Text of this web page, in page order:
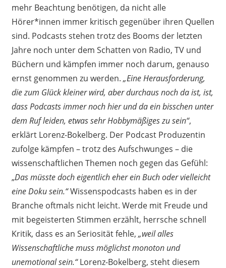
mehr Beachtung benötigen, da nicht alle
Hörer*innen immer kritisch gegenüber ihren Quellen
sind. Podcasts stehen trotz des Booms der letzten
Jahre noch unter dem Schatten von Radio, TV und
Büchern und kämpfen immer noch darum, genauso
ernst genommen zu werden.„Eine Herausforderung,
die zum Glück kleiner wird, aber durchaus noch da ist, ist,
dass Podcasts immer noch hier und da ein bisschen unter
dem Ruf leiden, etwas sehr Hobbymäßiges zu sein“,
erklärt Lorenz-Bokelberg. Der Podcast Produzentin
zufolge kämpfen – trotz des Aufschwunges – die
wissenschaftlichen Themen noch gegen das Gefühl:
„Das müsste doch eigentlich eher ein Buch oder vielleicht
eine Doku sein.“Wissenspodcasts haben es in der
Branche oftmals nicht leicht. Werde mit Freude und
mit begeisterten Stimmen erzählt, herrsche schnell
Kritik, dass es an Seriosität fehle,„weil alles
Wissenschaftliche muss möglichst monoton und
unemotional sein.“Lorenz-Bokelberg, steht diesem